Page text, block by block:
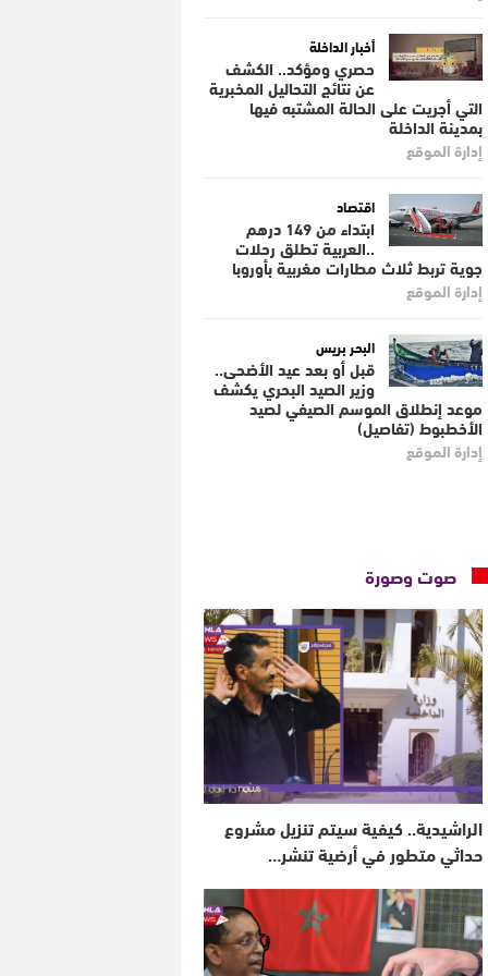
أخبار الداخلة
حصري ومؤكد.. الكشف
عن نتائج التحاليل المخبرية
التي أجريت على الحالة المشتبه فيها
بمدينة الداخلة
إدارة الموقع
اقتصاد
ابتداء من 149 درهم
..العربية تطلق رحلات
جوية تربط ثلاث مطارات مغربية بأوروبا
إدارة الموقع
البحر بريس
قبل أو بعد عيد الأضحى..
وزير الصيد البحري يكشف
موعد إنطلاق الموسم الصيفي لصيد
الأخطبوط (تفاصيل)
إدارة الموقع
صوت وصورة
الراشيدية.. كيفية سيتم تنزيل مشروع
حداثي متطور في أرضية تنشر…